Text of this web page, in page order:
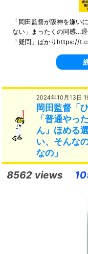
「岡田監督が阪神を嫌い
ない」まったくの同感…退
「疑問」ばかりhttps://
2024年10月13日
岡田監督「
「普通やっ
ん」ほめる
い、そんな
なの」
8562 views